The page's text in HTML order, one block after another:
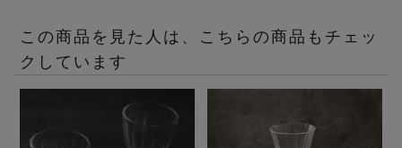
この商品を見た人は、こちらの商品もチェッ
クしています